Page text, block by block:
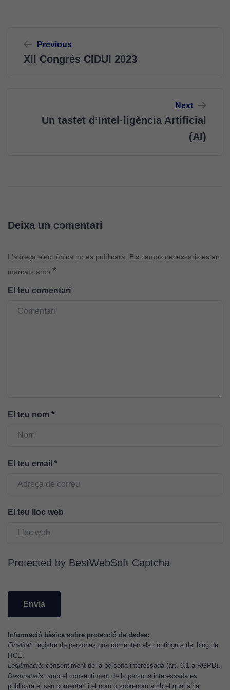
d'entrades
Previous
XII Congrés CIDUI 2023
Next
Un tastet d’Intel·ligència Artificial
(AI)
Deixa un comentari
L'adreça electrònica no es publicarà.
Els camps necessaris estan
marcats amb *
El teu comentari
El teu nom *
El teu email *
El teu lloc web
Protected by BestWebSoft Captcha
Informació bàsica sobre protecció de dades:
Finalitat: registre de persones que comenten els continguts del blog de
l’ICE.
Legitimació: consentiment de la persona interessada (art. 6.1.a RGPD).
Destinataris: amb el consentiment de la persona interessada es
publicarà el seu comentari i el nom o sobrenom amb el qual s’ha
funcioni.
cookies de
Google
per tal que
puguem